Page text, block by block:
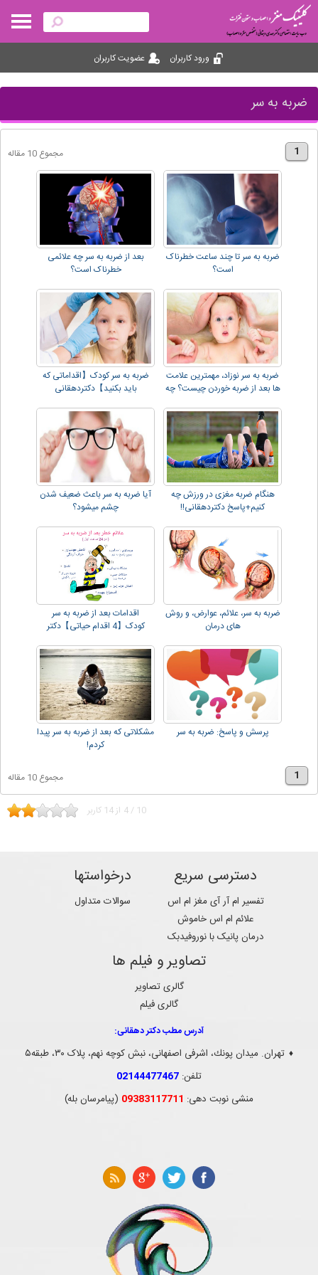
ورود کاربران عضویت کاربران
ضربه به سر
1 مجموع 10 مقاله
ضربه به سر تا چند ساعت خطرناک
است؟
بعد از ضربه به سر چه علائمی
خطرناک است؟
ضربه به سر نوزاد، مهمترین علامت
ها بعد از ضربه خوردن چیست؟ چه
ضربه به سر کودک【اقداماتی که
باید بکنید】دکتردهقانی
هنگام ضربه مغزی در ورزش چه
کنیم+پاسخ دکتردهقانی!!
آیا ضربه به سر باعث ضعیف شدن
چشم میشود؟
ضربه به سر، علائم، عوارض، و روش
های درمان
اقدامات بعد از ضربه به سر
کودک【4 اقدام حیاتی】دکتر
پرسش و پاسخ: ضربه به سر
مشکلاتی که بعد از ضربه به سر پیدا
کردم!
1 مجموع 10 مقاله
4 / 10 از14 کاربر
دسترسی سریع
تفسیر ام آر آی مغز ام اس
علائم ام اس خاموش
درمان پانیک با نوروفیدبک
درخواستها
سوالات متداول
تصاویر و فیلم ها
گالری تصاویر
گالری فیلم
آدرس مطب دکتر دهقانی:
♦ تهران. ميدان پونك، اشرفی اصفهانی، نبش کوچه نهم، پلاک ۳۰، طبقه۵
تلفن: 02144477467
منشی نوبت دهی: 09383117711 (پیامرسان بله)